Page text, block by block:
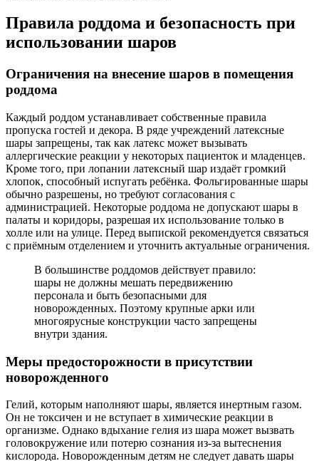
Правила роддома и безопасность при
использовании шаров
Ограничения на внесение шаров в помещения
роддома
Каждый роддом устанавливает собственные правила
пропуска гостей и декора. В ряде учреждений латексные
шары запрещены, так как латекс может вызывать
аллергические реакции у некоторых пациенток и младенцев.
Кроме того, при лопании латексный шар издаёт громкий
хлопок, способный испугать ребёнка. Фольгированные шары
обычно разрешены, но требуют согласования с
администрацией. Некоторые роддома не допускают шары в
палаты и коридоры, разрешая их использование только в
холле или на улице. Перед выпиской рекомендуется связаться
с приёмным отделением и уточнить актуальные ограничения.
В большинстве роддомов действует правило:
шары не должны мешать передвижению
персонала и быть безопасными для
новорожденных. Поэтому крупные арки или
многоярусные конструкции часто запрещены
внутри здания.
Меры предосторожности в присутствии
новорожденного
Гелий, которым наполняют шары, является инертным газом.
Он не токсичен и не вступает в химические реакции в
организме. Однако вдыхание гелия из шара может вызвать
головокружение или потерю сознания из-за вытеснения
кислорода. Новорожденным детям не следует давать шары